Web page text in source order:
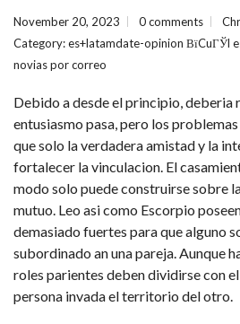
November 20, 2023 0 comments
Category:es+latamdate-opinion ВїCuГЎl
novias por correo
Debido a desde el principio, deberia
entusiasmo pasa, pero los
que solo la verdadera amistad y la
fortalecer la vinculacion. El
modo solo puede construirse sobre
mutuo. Leo asi­ como Escorpio
demasiado fuertes para que alguno
subordinado an una pareja. Aunque
roles parientes deben dividirse con
persona invada el territorio del otro.